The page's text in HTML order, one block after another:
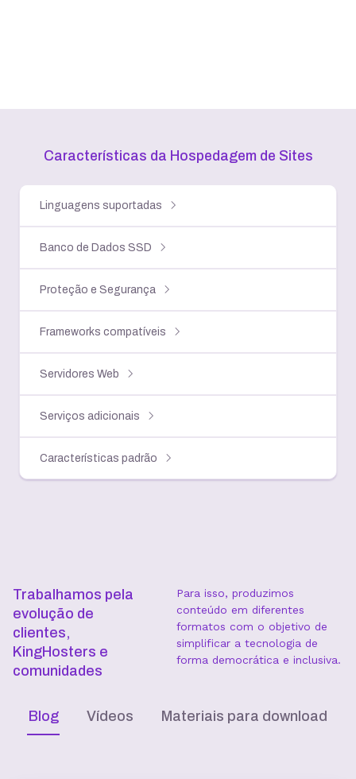
Características da Hospedagem de Sites
Linguagens suportadas
Banco de Dados SSD
Proteção e Segurança
Frameworks compatíveis
Servidores Web
Serviços adicionais
Características padrão
Trabalhamos pela
evolução de
clientes,
KingHosters e
comunidades
Para isso, produzimos
conteúdo em diferentes
formatos com o objetivo de
simplificar a tecnologia de
forma democrática e inclusiva.
Blog Vídeos Materiais para download